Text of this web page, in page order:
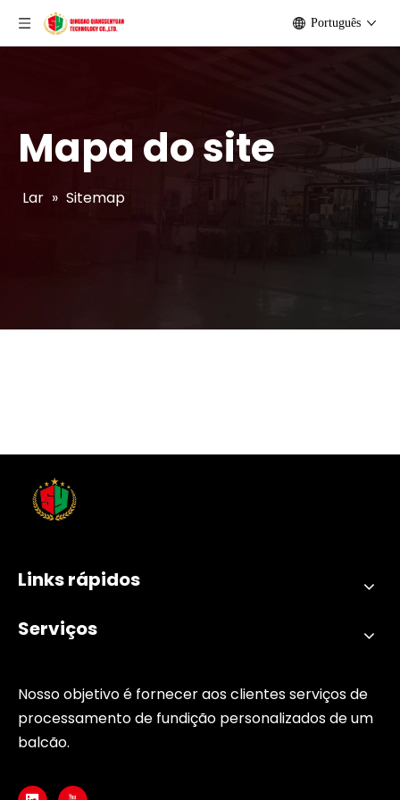
Português
Mapa do site
Lar » Sitemap
Links rápidos
Serviços
Nosso objetivo é fornecer aos clientes serviços de
processamento de fundição personalizados de um
balcão.